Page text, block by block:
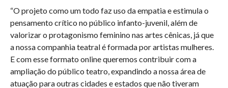
“O projeto como um todo faz uso da empatia e estimula o
pensamento crítico no público infanto-juvenil, além de
valorizar o protagonismo feminino nas artes cênicas, já que
a nossa companhia teatral é formada por artistas mulheres.
E com esse formato online queremos contribuir com a
ampliação do público teatro, expandindo a nossa área de
atuação para outras cidades e estados que não tiveram